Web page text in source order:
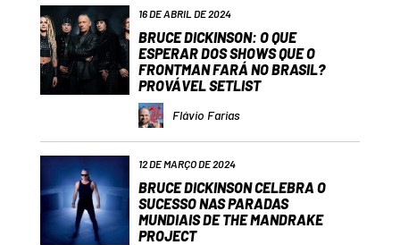
16 DE ABRIL DE 2024
BRUCE DICKINSON: O QUE
ESPERAR DOS SHOWS QUE O
FRONTMAN FARÁ NO BRASIL?
PROVÁVEL SETLIST
Flávio Farias
12 DE MARÇO DE 2024
BRUCE DICKINSON CELEBRA O
SUCESSO NAS PARADAS
MUNDIAIS DE THE MANDRAKE
PROJECT